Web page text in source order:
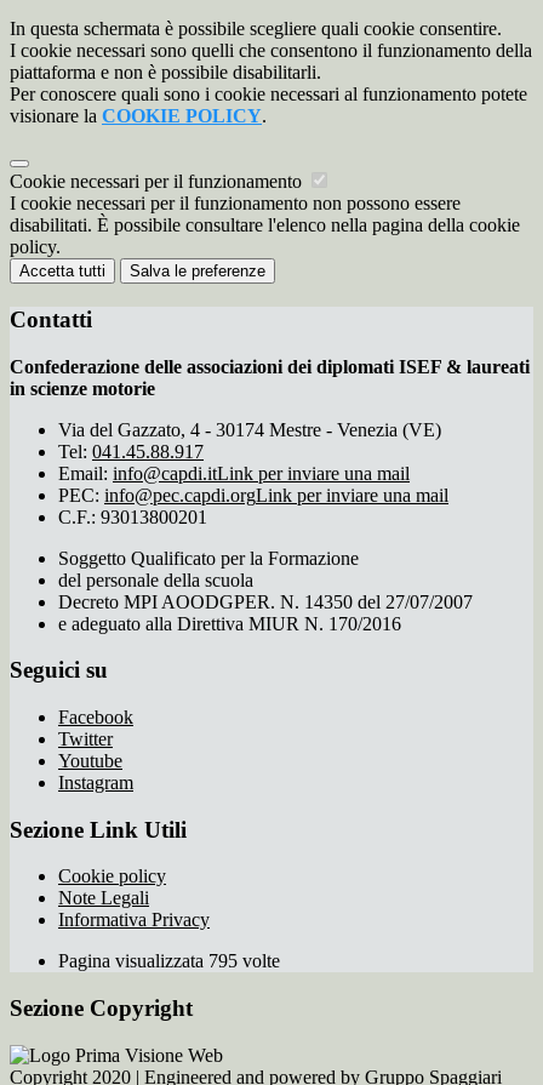
In questa schermata è possibile scegliere quali cookie consentire.
I cookie necessari sono quelli che consentono il funzionamento della
piattaforma e non è possibile disabilitarli.
Per conoscere quali sono i cookie necessari al funzionamento potete
visionare la COOKIE POLICY.
Cookie necessari per il funzionamento
I cookie necessari per il funzionamento non possono essere
disabilitati. È possibile consultare l'elenco nella pagina della cookie
policy.
Accetta tutti Salva le preferenze
Contatti
Confederazione delle associazioni dei diplomati ISEF & laureati
in scienze motorie
Via del Gazzato, 4 - 30174 Mestre - Venezia (VE)
Tel: 041.45.88.917
Email: info@capdi.itLink per inviare una mail
PEC: info@pec.capdi.orgLink per inviare una mail
C.F.: 93013800201
Soggetto Qualificato per la Formazione
del personale della scuola
Decreto MPI AOODGPER. N. 14350 del 27/07/2007
e adeguato alla Direttiva MIUR N. 170/2016
Seguici su
Facebook
Twitter
Youtube
Instagram
Sezione Link Utili
Cookie policy
Note Legali
Informativa Privacy
Pagina visualizzata 795 volte
Sezione Copyright
Copyright 2020 | Engineered and powered by Gruppo Spaggiari